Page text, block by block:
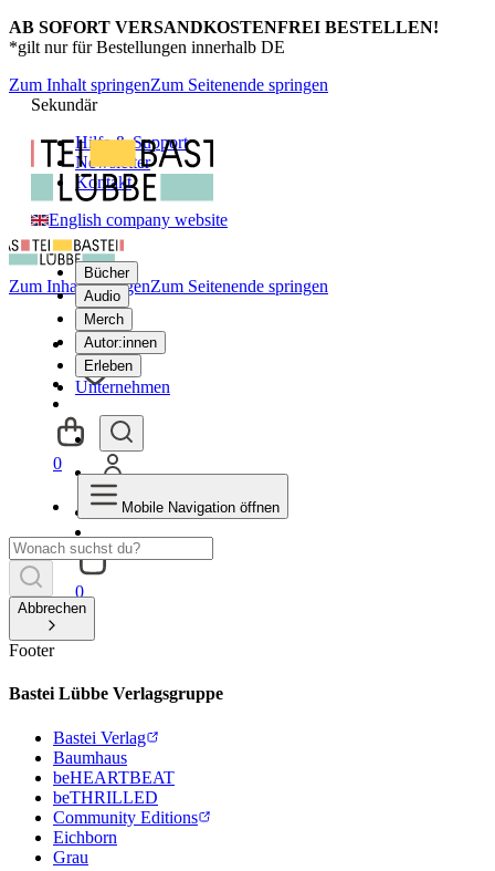
AB SOFORT VERSANDKOSTENFREI BESTELLEN!
*gilt nur für Bestellungen innerhalb DE
Zum Inhalt springenZum Seitenende springen
Sekundär
Hilfe & Support
Newsletter
Kontakt
English company website
Bücher
Audio
Merch
Autor:innen
Erleben
Unternehmen
0
Zum Inhalt springenZum Seitenende springen
0
Mobile Navigation öffnen
Abbrechen
Footer
Bastei Lübbe Verlagsgruppe
Bastei Verlag
Baumhaus
beHEARTBEAT
beTHRILLED
Community Editions
Eichborn
Grau